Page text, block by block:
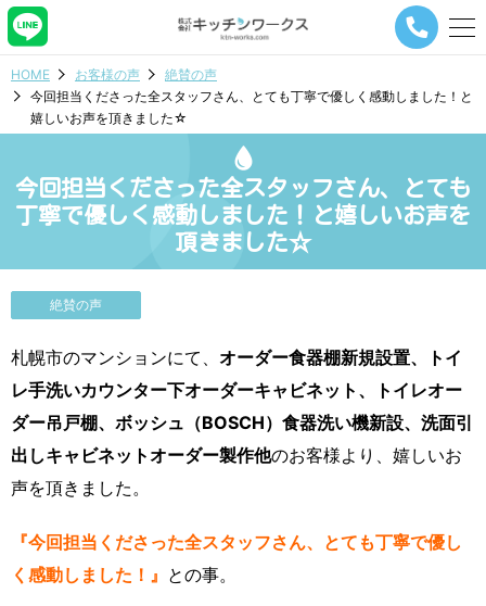
メ
ー
ビ
シ
ョ
ン
タ
HOME お客様の声
絶賛の声
今回担当くださった全スタッフさん、とても丁寧で優しく感動しました！と
嬉しいお声を頂きました☆
今回担当くださった全スタッフさん、とても
丁寧で優しく感動しました！と嬉しいお声を
頂きました☆
絶賛の声
札幌市のマンションにて、 オーダー食器棚新規設置、トイ
レ手洗いカウンター下オーダーキャビネット、トイレオー
ダー吊戸棚、ボッシュ（BOSCH）食器洗い機新設、洗面引
出しキャビネットオーダー製作他のお客様より、嬉しいお
声を頂きました。
『今回担当くださった全スタッフさん、とても丁寧で優し
く感動しました！』 との事。